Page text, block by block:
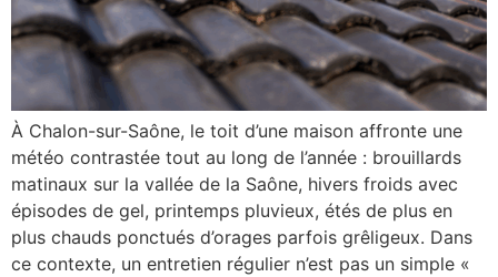
À Chalon-sur-Saône, le toit d’une maison affronte une
météo contrastée tout au long de l’année : brouillards
matinaux sur la vallée de la Saône, hivers froids avec
épisodes de gel, printemps pluvieux, étés de plus en
plus chauds ponctués d’orages parfois grêligeux. Dans
ce contexte, un entretien régulier n’est pas un simple «